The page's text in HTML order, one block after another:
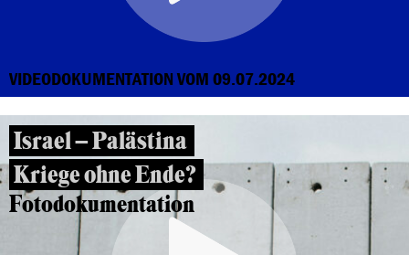
VIDEODOKUMENTATION VOM 09.07.2024
Israel – Palästina
Kriege ohne Ende?
Fotodokumentation